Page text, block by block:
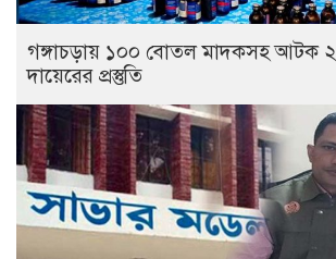
গঙ্গাচড়ায় ১০০ বোতল মাদকসহ আটক
দায়েরের প্রস্তুতি